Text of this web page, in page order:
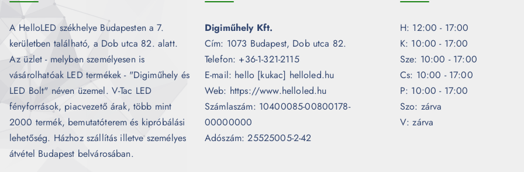
A HelloLED székhelye Budapesten a 7.
kerületben található, a Dob utca 82. alatt.
Az üzlet - melyben személyesen is
vásárolhatóak LED termékek - "Digiműhely és
LED Bolt" néven üzemel. V-Tac LED
fényforrások, piacvezető árak, több mint
2000 termék, bemutatóterem és kipróbálási
lehetőség. Házhoz szállítás illetve személyes
átvétel Budapest belvárosában.
Digiműhely Kft.
Cím: 1073 Budapest, Dob utca 82.
Telefon: +36-1-321-2115
E-mail: hello [kukac] helloled.hu
Web: https://www.helloled.hu
Számlaszám: 10400085-00800178-
00000000
Adószám: 25525005-2-42
H: 12:00 - 17:00
K: 10:00 - 17:00
Sze: 10:00 - 17:00
Cs: 10:00 - 17:00
P: 10:00 - 17:00
Szo: zárva
V: zárva